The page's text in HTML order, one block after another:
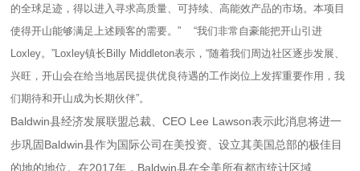
的全球足迹，得以进入寻求高质量、可持续、高能效产品的市场。本项目
使得开山能够满足上述顾客的需要。” “我们非常自豪能把开山引进
Loxley。”Loxley镇长Billy Middleton表示，“随着我们周边社区逐步发展、
兴旺，开山会在给当地居民提供优良待遇的工作岗位上发挥重要作用，我
们期待和开山成为长期伙伴”。
Baldwin县经济发展联盟总裁、CEO Lee Lawson表示此消息将进一
步巩固Baldwin县作为国际公司在美投资、设立其美国总部的极佳目
的地的地位。在2017年，Baldwin县在全美所有都市统计区域